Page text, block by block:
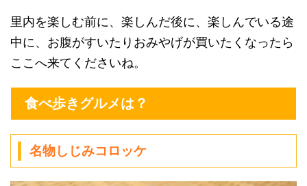
里内を楽しむ前に、楽しんだ後に、楽しんでいる途
中に、お腹がすいたりおみやげが買いたくなったら
ここへ来てくださいね。
食べ歩きグルメは？
名物しじみコロッケ